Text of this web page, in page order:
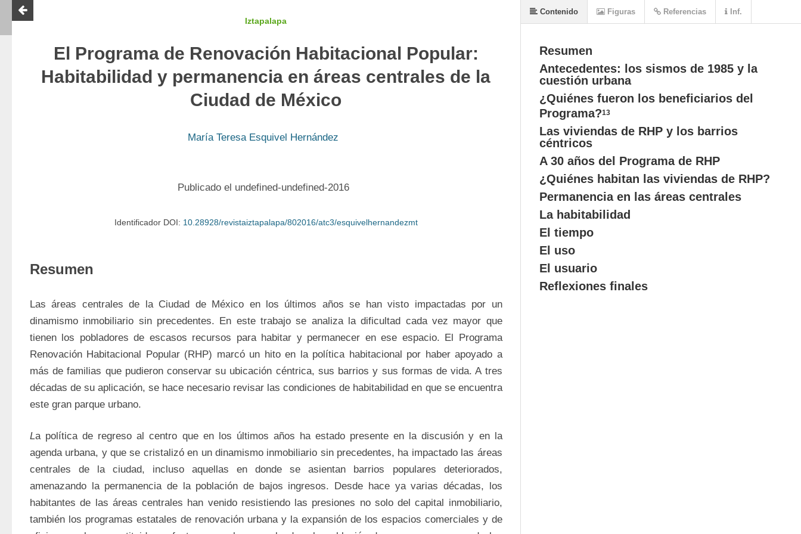
Iztapalapa
El Programa de Renovación Habitacional Popular:
Habitabilidad y permanencia en áreas centrales de la
Ciudad de México
María Teresa Esquivel Hernández
Publicado el undefined-undefined-2016
Identificador DOI: 10.28928/revistaiztapalapa/802016/atc3/esquivelhernandezmt
Resumen
Las áreas centrales de la Ciudad de México en los últimos años se han visto impactadas por un
dinamismo inmobiliario sin precedentes. En este trabajo se analiza la dificultad cada vez mayor que
tienen los pobladores de escasos recursos para habitar y permanecer en ese espacio. El Programa
Renovación Habitacional Popular (RHP) marcó un hito en la política habitacional por haber apoyado a
más de familias que pudieron conservar su ubicación céntrica, sus barrios y sus formas de vida. A tres
décadas de su aplicación, se hace necesario revisar las condiciones de habitabilidad en que se encuentra
este gran parque urbano.
La política de regreso al centro que en los últimos años ha estado presente en la discusión y en la
agenda urbana, y que se cristalizó en un dinamismo inmobiliario sin precedentes, ha impactado las áreas
centrales de la ciudad, incluso aquellas en donde se asientan barrios populares deteriorados,
amenazando la permanencia de la población de bajos ingresos. Desde hace ya varias décadas, los
habitantes de las áreas centrales han venido resistiendo las presiones no solo del capital inmobiliario,
también los programas estatales de renovación urbana y la expansión de los espacios comerciales y de
Resumen
Antecedentes: los sismos de 1985 y la
cuestión urbana
¿Quiénes fueron los beneficiarios del
Programa?13
Las viviendas de RHP y los barrios
céntricos
A 30 años del Programa de RHP
¿Quiénes habitan las viviendas de RHP?
Permanencia en las áreas centrales
La habitabilidad
El tiempo
El uso
El usuario
Reflexiones finales
Contenido Figuras Referencias Inf.